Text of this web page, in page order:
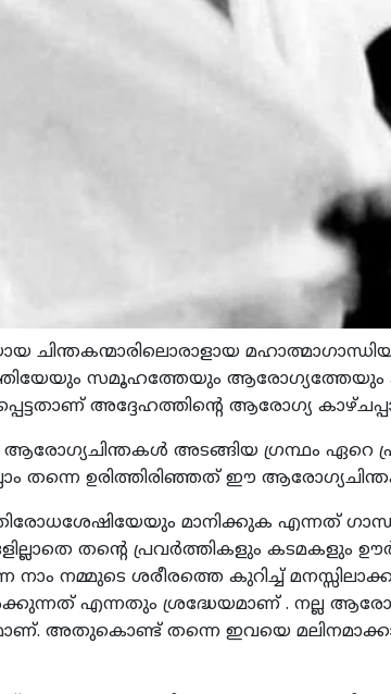
ചിന്തകന്മാരിലൊരാളായ
സമൂഹത്തേയും ആരോഗ്യത്തേയും
അദ്ദേഹത്തിന്‍റെ ആരോഗ്യ
ആരോഗ്യചിന്തകള്‍ അടങ്ങിയ ഗ്രന്ഥം ഏറെ
തന്നെ ഉരിത്തിരിഞ്ഞത് ഈ
മാനിക്കുക എന്നത്
തന്‍റെ പ്രവര്‍ത്തികളും കടമകളും
നമ്മുടെ ശരീരത്തെ കുറിച്ച്
എന്നതും ശ്രദ്ധേയമാണ് . നല്ല
അതുകൊണ്ട് തന്നെ ഇവയെ